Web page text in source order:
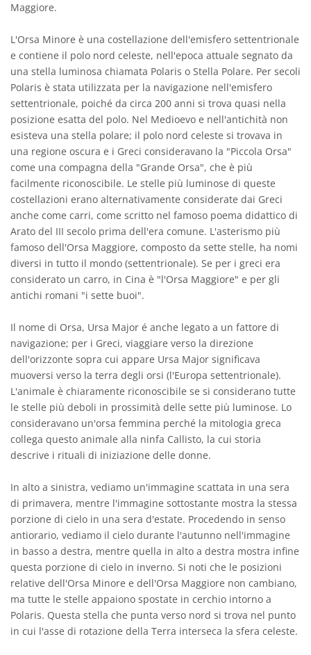
Maggiore.
L'Orsa Minore è una costellazione dell'emisfero settentrionale
e contiene il polo nord celeste, nell'epoca attuale segnato da
una stella luminosa chiamata Polaris o Stella Polare. Per secoli
Polaris è stata utilizzata per la navigazione nell'emisfero
settentrionale, poiché da circa 200 anni si trova quasi nella
posizione esatta del polo. Nel Medioevo e nell'antichità non
esisteva una stella polare; il polo nord celeste si trovava in
una regione oscura e i Greci consideravano la "Piccola Orsa"
come una compagna della "Grande Orsa", che è più
facilmente riconoscibile. Le stelle più luminose di queste
costellazioni erano alternativamente considerate dai Greci
anche come carri, come scritto nel famoso poema didattico di
Arato del III secolo prima dell'era comune. L'asterismo più
famoso dell'Orsa Maggiore, composto da sette stelle, ha nomi
diversi in tutto il mondo (settentrionale). Se per i greci era
considerato un carro, in Cina è "l'Orsa Maggiore" e per gli
antichi romani "i sette buoi".
Il nome di Orsa, Ursa Major é anche legato a un fattore di
navigazione; per i Greci, viaggiare verso la direzione
dell'orizzonte sopra cui appare Ursa Major significava
muoversi verso la terra degli orsi (l'Europa settentrionale).
L'animale è chiaramente riconoscibile se si considerano tutte
le stelle più deboli in prossimità delle sette più luminose. Lo
consideravano un'orsa femmina perché la mitologia greca
collega questo animale alla ninfa Callisto, la cui storia
descrive i rituali di iniziazione delle donne.
In alto a sinistra, vediamo un'immagine scattata in una sera
di primavera, mentre l'immagine sottostante mostra la stessa
porzione di cielo in una sera d'estate. Procedendo in senso
antiorario, vediamo il cielo durante l'autunno nell'immagine
in basso a destra, mentre quella in alto a destra mostra infine
questa porzione di cielo in inverno. Si noti che le posizioni
relative dell'Orsa Minore e dell'Orsa Maggiore non cambiano,
ma tutte le stelle appaiono spostate in cerchio intorno a
Polaris. Questa stella che punta verso nord si trova nel punto
in cui l'asse di rotazione della Terra interseca la sfera celeste.